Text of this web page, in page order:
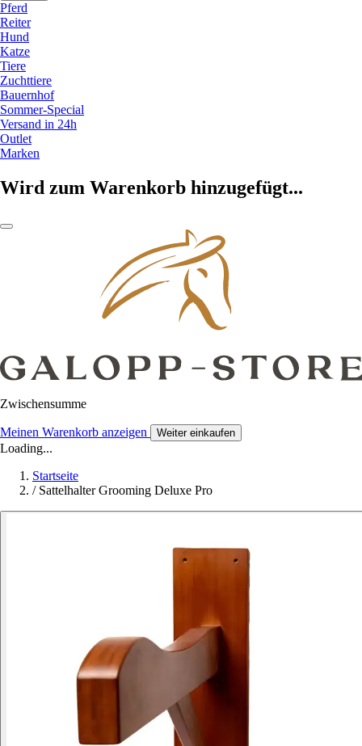
Pferd
Reiter
Hund
Katze
Tiere
Zuchttiere
Bauernhof
Sommer-Special
Versand in 24h
Outlet
Marken
Wird zum Warenkorb hinzugefügt...
Zwischensumme
Meinen Warenkorb anzeigen Weiter einkaufen
Loading...
Startseite
/ Sattelhalter Grooming Deluxe Pro